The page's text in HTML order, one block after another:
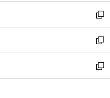
く
で
開
く
ン
ド
ウ
で
開
く
ウ
ィ
ン
ド
ウ
で
開
し
い
ウ
ィ
ン
ド
ウ
新
し
い
ウ
ィ
ン
新
し
い
ウ
新
し